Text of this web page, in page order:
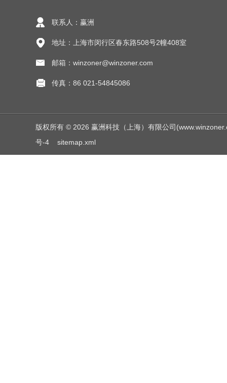
联系人：赢洲
地址：上海市闵行区春东路508号2幢408室
邮箱：winzoner@winzoner.com
传真：86 021-54845086
版权所有 © 2026 赢洲科技（上海）有限公司
号-4
sitemap.xml